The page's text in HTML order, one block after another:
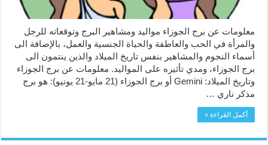
معلومات عن برج الجوزاء مواليد ومشاهير البرج وتوقعاته للرجل
والمرأة في الحب والعاطفة والحياة الجنسية والعمل، بالإضافة الى
أسماء النجوم والمشاهير بنفس تاريخ الميلاد والذين ينتمون الى
برج الجوزاء، ومدي تأثيره على المواليد. معلومات عن برج الجوزاء
وتاريخ الميلاد: Gemini أو برج الجوزاء (21 مايو-21 يونيو): هو برج
مذكر ناري …
أكمل القراءة »